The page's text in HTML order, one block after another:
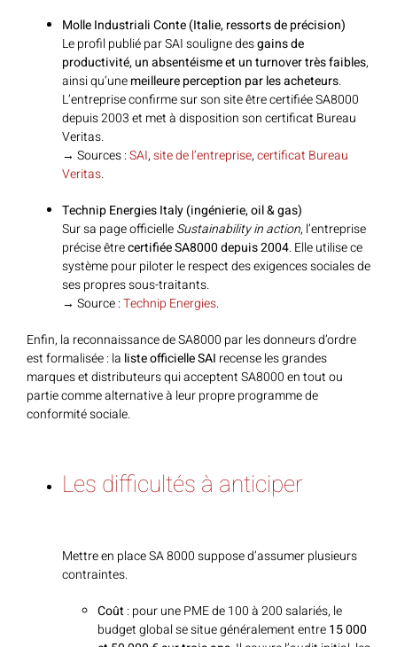
Molle Industriali Conte (Italie, ressorts de précision)
Le profil publié par SAI souligne desgains de
productivité, un absentéisme et un turnover très faibles,
ainsi qu’unemeilleure perception par les acheteurs.
L’entreprise confirme sur son site être certifiée SA8000
depuis 2003 et met à disposition son certificat Bureau
Veritas.
→ Sources :SAI,site de l’entreprise,certificat Bureau
Veritas.
Technip Energies Italy (ingénierie, oil & gas)
Sur sa page officielleSustainability in action, l’entreprise
précise êtrecertifiée SA8000 depuis 2004. Elle utilise ce
système pour piloter le respect des exigences sociales de
ses propres sous-traitants.
→ Source :Technip Energies.
Enfin, la reconnaissance de SA8000 par les donneurs d’ordre
est formalisée : la liste officielle SAI recense les grandes
marques et distributeurs qui acceptent SA8000 en tout ou
partie comme alternative à leur propre programme de
conformité sociale.
Les difficultés à anticiper
Mettre en place SA 8000 suppose d’assumer plusieurs
contraintes.
Coût : pour une PME de 100 à 200 salariés, le
budget global se situe généralement entre15 000